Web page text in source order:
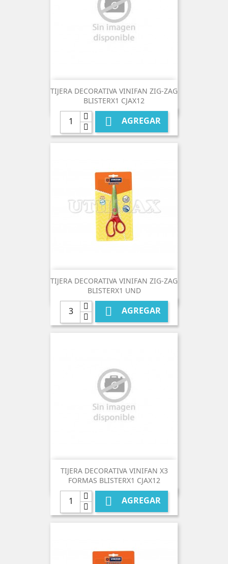
TIJERA DECORATIVA VINIFAN ZIG-ZAG
BLISTERX1 CJAX12
 AGREGAR
TIJERA DECORATIVA VINIFAN ZIG-ZAG
BLISTERX1 UND
 AGREGAR
TIJERA DECORATIVA VINIFAN X3
FORMAS BLISTERX1 CJAX12
 AGREGAR